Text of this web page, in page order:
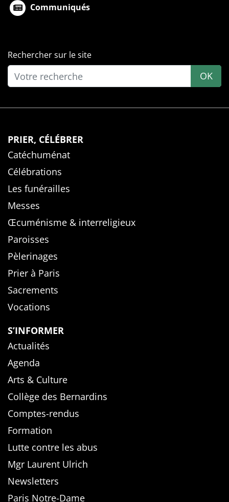
Communiqués
Rechercher sur le site
OK
PRIER, CÉLÉBRER
Catéchuménat
Célébrations
Les funérailles
Messes
Œcuménisme & interreligieux
Paroisses
Pèlerinages
Prier à Paris
Sacrements
Vocations
S’INFORMER
Actualités
Agenda
Arts & Culture
Collège des Bernardins
Comptes-rendus
Formation
Lutte contre les abus
Mgr Laurent Ulrich
Newsletters
Paris Notre-Dame